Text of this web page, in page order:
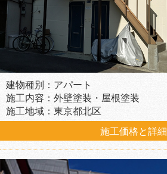
建物種別：アパート
施工内容：外壁塗装・屋根塗装
施工地域：東京都北区
施工価格と詳細